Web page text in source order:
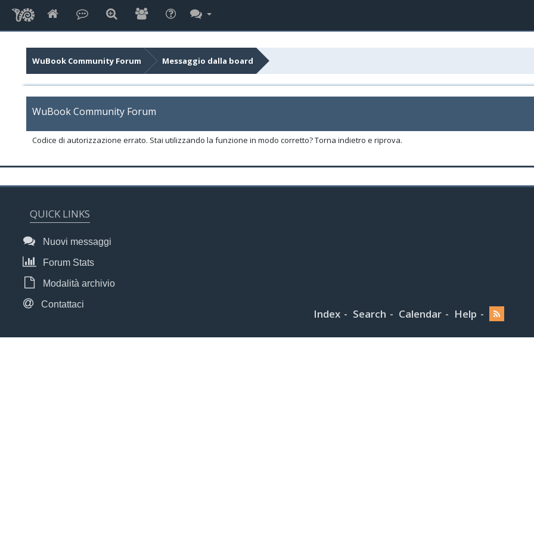
WuBook Community Forum Messaggio dalla board
WuBook Community Forum
Codice di autorizzazione errato. Stai utilizzando la funzione in modo corretto? Torna indietro e riprova.
QUICK LINKS
Nuovi messaggi
Forum Stats
Modalità archivio
Contattaci
Index Search Calendar Help